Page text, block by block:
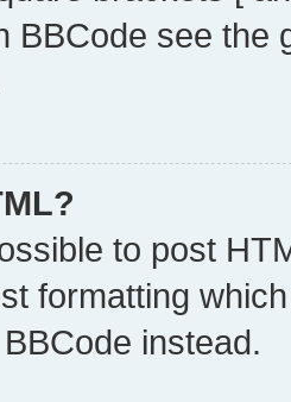
BBCode see
to post
formatting
instead.